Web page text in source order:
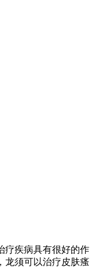
疗疾病具有很好的作
龙须可以治疗皮肤瘙